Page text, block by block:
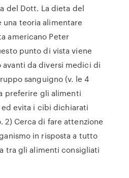
del Dott. La dieta del
teoria alimentare
americano Peter
punto di vista viene
da diversi medici di
sanguigno (v. le 4
preferire gli alimenti
evita i cibi dichiarati
2) Cerca di fare attenzione
in risposta a tutto
tra gli alimenti consigliati